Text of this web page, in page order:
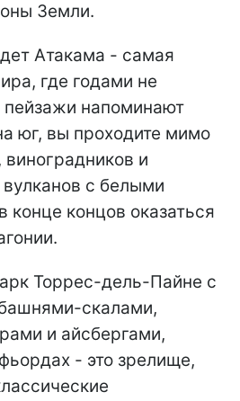
Земли.
Атакама - самая
где годами не
напоминают
юг, вы проходите мимо
и
с белыми
конце концов оказаться
Торрес-дель-Пайне с
скалами,
и айсбергами,
- это зрелище,